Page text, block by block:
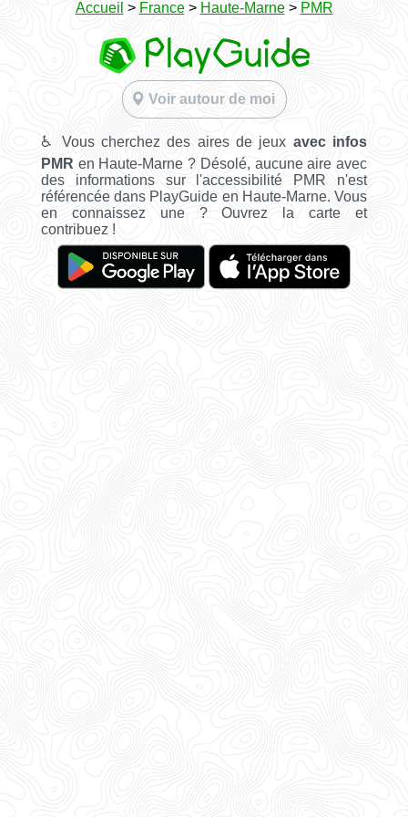
Accueil > France> Haute-Marne> PMR
Voir autour de moi
♿ Vous cherchez des aires de jeux avec infos
PMR en Haute-Marne ? Désolé, aucune aire avec
des informations sur l'accessibilité PMR n'est
référencée dans PlayGuide en Haute-Marne. Vous
en connaissez une ? Ouvrez la carte et
contribuez !